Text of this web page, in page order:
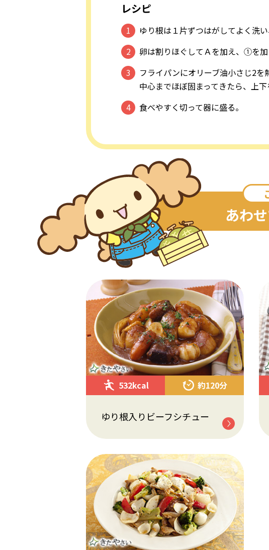
レシピ
ゆり根は１片ずつはがしてよく洗
卵は割りほぐしてＡを加え、①を加
フライパンにオリーブ油小さじ2
中心までほぼ固まってきたら、上
食べやすく切って器に盛る。
あわ
532kcal 約120分
ゆり根入りビーフシチュー